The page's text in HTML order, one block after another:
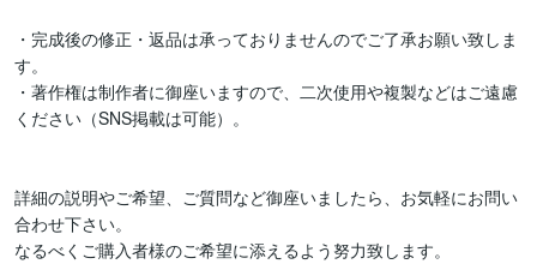
・完成後の修正・返品は承っておりませんのでご了承お願い致しま
す。
・著作権は制作者に御座いますので、二次使用や複製などはご遠慮
ください（SNS掲載は可能）。
詳細の説明やご希望、ご質問など御座いましたら、お気軽にお問い
合わせ下さい。
なるべくご購入者様のご希望に添えるよう努力致します。